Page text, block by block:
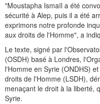
"Moustapha Ismaïl a été
sécurité à Alep, puis il a été
exprimons notre profonde
aux droits de l'Homme", a
Le texte, signé par
(OSDH) basé à Londres,
l'Homme en Syrie (ONDHS)
droits de l'Homme (LSDH),
menaçant le droit à la liberté,
Syrie.